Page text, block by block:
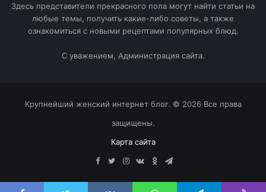
HTML-код для вставки на сайт и блог:
Бодрости и энергии для свершений.
HTML-код для вставки на сайт и блог:
Здесь представители прекрасного пола могут найти статьи на
любые темы, получить какие-либо советы, а также
ознакомиться с новыми рецептами популярных блюд.
С уважением, Администрация сайта.
Крупнейший женский интернет блог. © 2026 Все права
защищены.
Карта сайта
Facebook
TwitterInstagram
vk.comОдноклассники
Telegram